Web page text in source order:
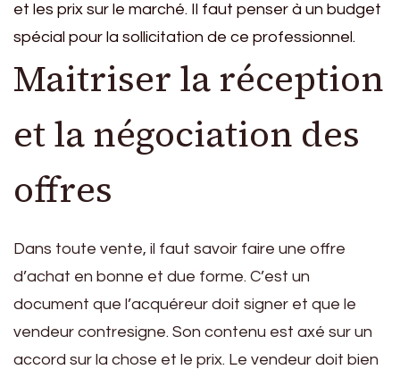
et les prix sur le marché. Il faut penser à un budget
spécial pour la sollicitation de ce professionnel.
Maitriser la réception
et la négociation des
offres
Dans toute vente, il faut savoir faire une offre
d’achat en bonne et due forme. C’est un
document que l’acquéreur doit signer et que le
vendeur contresigne. Son contenu est axé sur un
accord sur la chose et le prix. Le vendeur doit bien